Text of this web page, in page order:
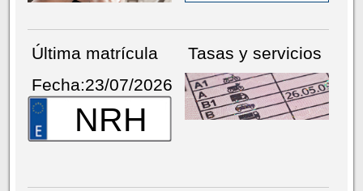
Última matrícula
Fecha:23/07/2026
NRH
Tasas y servicios